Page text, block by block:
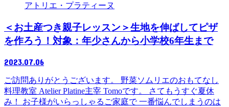
アトリエ・プラティーヌ
＜お土産つき親子レッスン＞生地を伸ばしてピザ
を作ろう！対象：年少さんから小学校6年生まで
2023.07.06
ご訪問ありがとうございます。 野菜ソムリエのおもてなし
料理教室 Atelier Platine主宰 Tomoです。 さてもうすぐ夏休
み！ お子様がいらっしゃるご家庭で 一番悩んでしまうのは